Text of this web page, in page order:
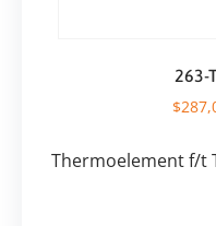
263-
$
Thermoelement f/t